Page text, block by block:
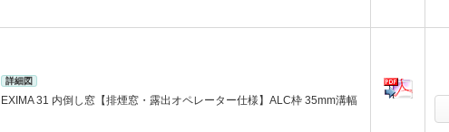
詳細図
EXIMA 31 内倒し窓【排煙窓・露出オペレーター仕様】ALC枠 35mm溝幅